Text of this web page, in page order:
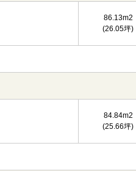
86.13m2
(26.05坪)
84.84m2
(25.66坪)